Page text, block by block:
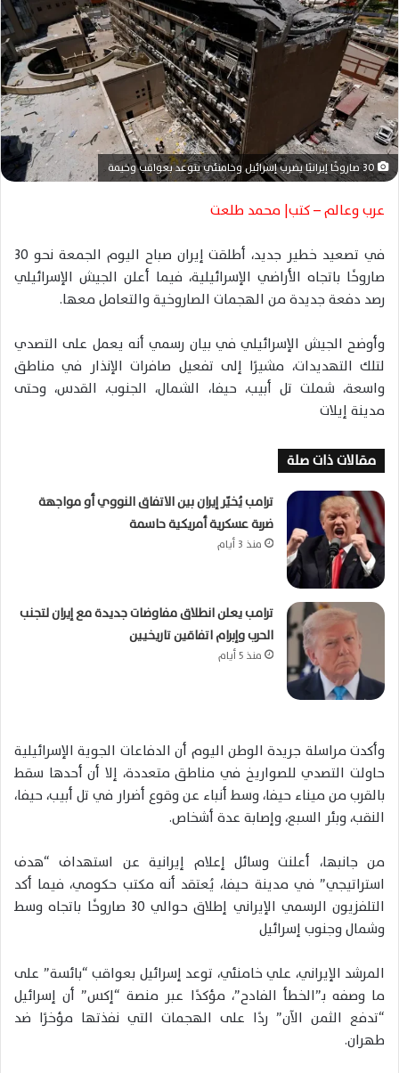
د
ا
إ
ر
و
ن
عرب وعالم – كتب| محمد طلعت
في تصعيد خطير جديد، أطلقت إيران صباح اليوم الجمعة نحو 30
صاروخًا باتجاه الأراضي الإسرائيلية، فيما أعلن الجيش الإسرائيلي
رصد دفعة جديدة من الهجمات الصاروخية والتعامل معها.
وأوضح الجيش الإسرائيلي في بيان رسمي أنه يعمل على التصدي
لتلك التهديدات، مشيرًا إلى تفعيل صافرات الإنذار في مناطق
واسعة، شملت تل أبيب، حيفا، الشمال، الجنوب، القدس، وحتى
مدينة إيلات
مقالات ذات صلة
ترامب يُخيّر إيران بين الاتفاق النووي أو مواجهة
ضربة عسكرية أمريكية حاسمة
منذ 3 أيام
ترامب يعلن انطلاق مفاوضات جديدة مع إيران لتجنب
الحرب وإبرام اتفاقين تاريخيين
منذ 5 أيام
وأكدت مراسلة جريدة الوطن اليوم أن الدفاعات الجوية الإسرائيلية
حاولت التصدي للصواريخ في مناطق متعددة، إلا أن أحدها سقط
بالقرب من ميناء حيفا، وسط أنباء عن وقوع أضرار في تل أبيب، حيفا،
النقب، وبئر السبع، وإصابة عدة أشخاص.
من جانبها، أعلنت وسائل إعلام إيرانية عن استهداف “هدف
استراتيجي” في مدينة حيفا، يُعتقد أنه مكتب حكومي، فيما أكد
التلفزيون الرسمي الإيراني إطلاق حوالي 30 صاروخًا باتجاه وسط
وشمال وجنوب إسرائيل
المرشد الإيراني، علي خامنئي، توعد إسرائيل بعواقب “بائسة” على
ما وصفه بـ”الخطأ الفادح”، مؤكدًا عبر منصة “إكس” أن إسرائيل
“تدفع الثمن الآن” ردًا على الهجمات التي نفذتها مؤخرًا ضد
طهران.